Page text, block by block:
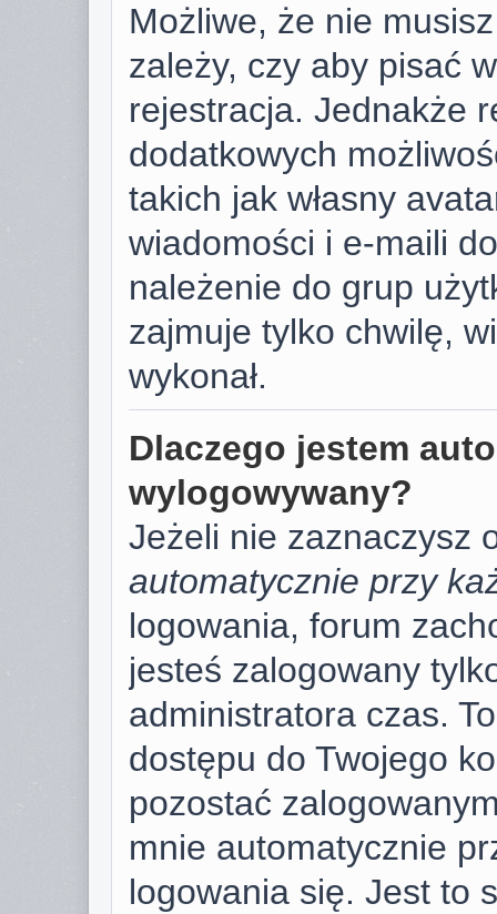
Możliwe, że nie
zależy, czy aby pisać
rejestracja. Jednakże
dodatkowych
takich jak własny
wiadomości i e-maili
należenie do grup
zajmuje tylko chwilę,
wykonał.
Dlaczego jestem
wylogowywany?
Jeżeli nie zaznaczysz
automatycznie przy
logowania, forum
jesteś zalogowany
administratora czas.
dostępu do Twojego
pozostać
mnie automatycznie
logowania się. Jest to